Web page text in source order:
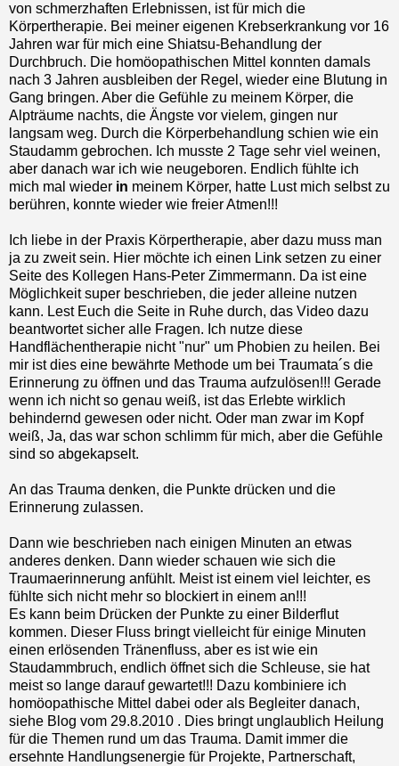
von schmerzhaften Erlebnissen, ist für mich die
Körpertherapie. Bei meiner eigenen Krebserkrankung vor 16
Jahren war für mich eine Shiatsu-Behandlung der
Durchbruch. Die homöopathischen Mittel konnten damals
nach 3 Jahren ausbleiben der Regel, wieder eine Blutung in
Gang bringen. Aber die Gefühle zu meinem Körper, die
Alpträume nachts, die Ängste vor vielem, gingen nur
langsam weg. Durch die Körperbehandlung schien wie ein
Staudamm gebrochen. Ich musste 2 Tage sehr viel weinen,
aber danach war ich wie neugeboren. Endlich fühlte ich
mich mal wieder in meinem Körper, hatte Lust mich selbst zu
berühren, konnte wieder wie freier Atmen!!!
Ich liebe in der Praxis Körpertherapie, aber dazu muss man
ja zu zweit sein. Hier möchte ich einen Link setzen zu einer
Seite des Kollegen Hans-Peter Zimmermann. Da ist eine
Möglichkeit super beschrieben, die jeder alleine nutzen
kann. Lest Euch die Seite in Ruhe durch, das Video dazu
beantwortet sicher alle Fragen. Ich nutze diese
Handflächentherapie nicht "nur" um Phobien zu heilen. Bei
mir ist dies eine bewährte Methode um bei Traumata´s die
Erinnerung zu öffnen und das Trauma aufzulösen!!! Gerade
wenn ich nicht so genau weiß, ist das Erlebte wirklich
behindernd gewesen oder nicht. Oder man zwar im Kopf
weiß, Ja, das war schon schlimm für mich, aber die Gefühle
sind so abgekapselt.
An das Trauma denken, die Punkte drücken und die
Erinnerung zulassen.
Dann wie beschrieben nach einigen Minuten an etwas
anderes denken. Dann wieder schauen wie sich die
Traumaerinnerung anfühlt. Meist ist einem viel leichter, es
fühlte sich nicht mehr so blockiert in einem an!!!
Es kann beim Drücken der Punkte zu einer Bilderflut
kommen. Dieser Fluss bringt vielleicht für einige Minuten
einen erlösenden Tränenfluss, aber es ist wie ein
Staudammbruch, endlich öffnet sich die Schleuse, sie hat
meist so lange darauf gewartet!!! Dazu kombiniere ich
homöopathische Mittel dabei oder als Begleiter danach,
siehe Blog vom 29.8.2010 . Dies bringt unglaublich Heilung
für die Themen rund um das Trauma. Damit immer die
ersehnte Handlungsenergie für Projekte, Partnerschaft,